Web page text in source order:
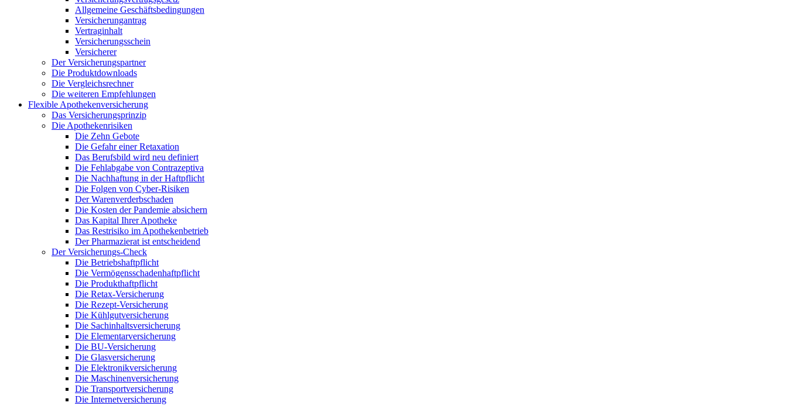
Allgemeine Geschäftsbedingungen
Versicherungantrag
Vertraginhalt
Versicherungsschein
Versicherer
Der Versicherungspartner
Die Produktdownloads
Die Vergleichsrechner
Die weiteren Empfehlungen
Flexible Apothekenversicherung
Das Versicherungsprinzip
Die Apothekenrisiken
Die Zehn Gebote
Die Gefahr einer Retaxation
Das Berufsbild wird neu definiert
Die Fehlabgabe von Contrazeptiva
Die Nachhaftung in der Haftpflicht
Die Folgen von Cyber-Risiken
Der Warenverderbschaden
Die Kosten der Pandemie absichern
Das Kapital Ihrer Apotheke
Das Restrisiko im Apothekenbetrieb
Der Pharmazierat ist entscheidend
Der Versicherungs-Check
Die Betriebshaftpflicht
Die Vermögensschadenhaftpflicht
Die Produkthaftpflicht
Die Retax-Versicherung
Die Rezept-Versicherung
Die Kühlgutversicherung
Die Sachinhaltsversicherung
Die Elementarversicherung
Die BU-Versicherung
Die Glasversicherung
Die Elektronikversicherung
Die Maschinenversicherung
Die Transportversicherung
Die Internetversicherung